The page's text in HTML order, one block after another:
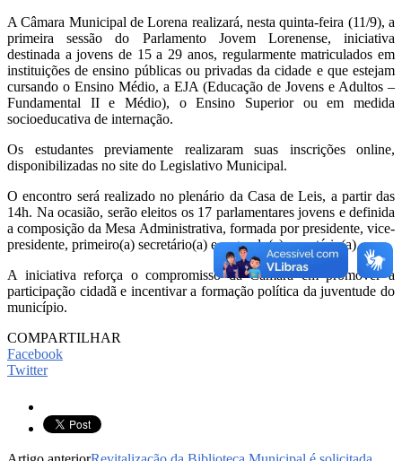
A Câmara Municipal de Lorena realizará, nesta quinta-feira (11/9), a
primeira sessão do Parlamento Jovem Lorenense, iniciativa
destinada a jovens de 15 a 29 anos, regularmente matriculados em
instituições de ensino públicas ou privadas da cidade e que estejam
cursando o Ensino Médio, a EJA (Educação de Jovens e Adultos –
Fundamental II e Médio), o Ensino Superior ou em medida
socioeducativa de internação.
Os estudantes previamente realizaram suas inscrições online,
disponibilizadas no site do Legislativo Municipal.
O encontro será realizado no plenário da Casa de Leis, a partir das
14h. Na ocasião, serão eleitos os 17 parlamentares jovens e definida
a composição da Mesa Administrativa, formada por presidente, vice-
presidente, primeiro(a) secretário(a) e segundo(a) secretário(a).
A iniciativa reforça o compromisso da Câmara em promover a
participação cidadã e incentivar a formação política da juventude do
município.
COMPARTILHAR
Facebook
Twitter